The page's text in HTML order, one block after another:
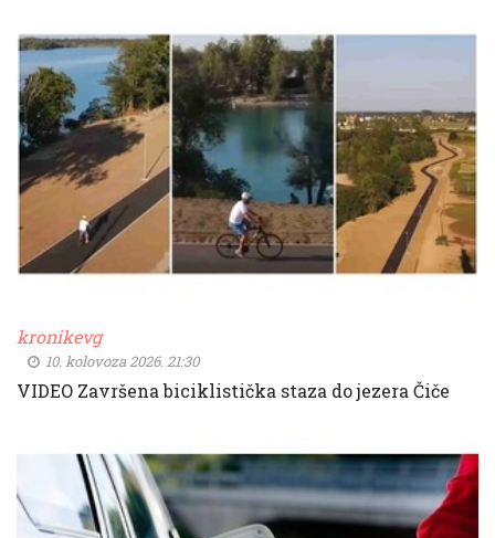
kronikevg
10. kolovoza 2026. 21:30
VIDEO Završena biciklistička staza do jezera Čiče